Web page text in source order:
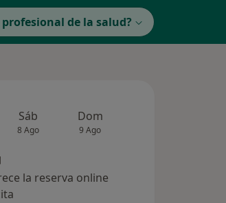
profesional de la salud?
Sáb
8 Ago
Dom
9 Ago
la reserva online